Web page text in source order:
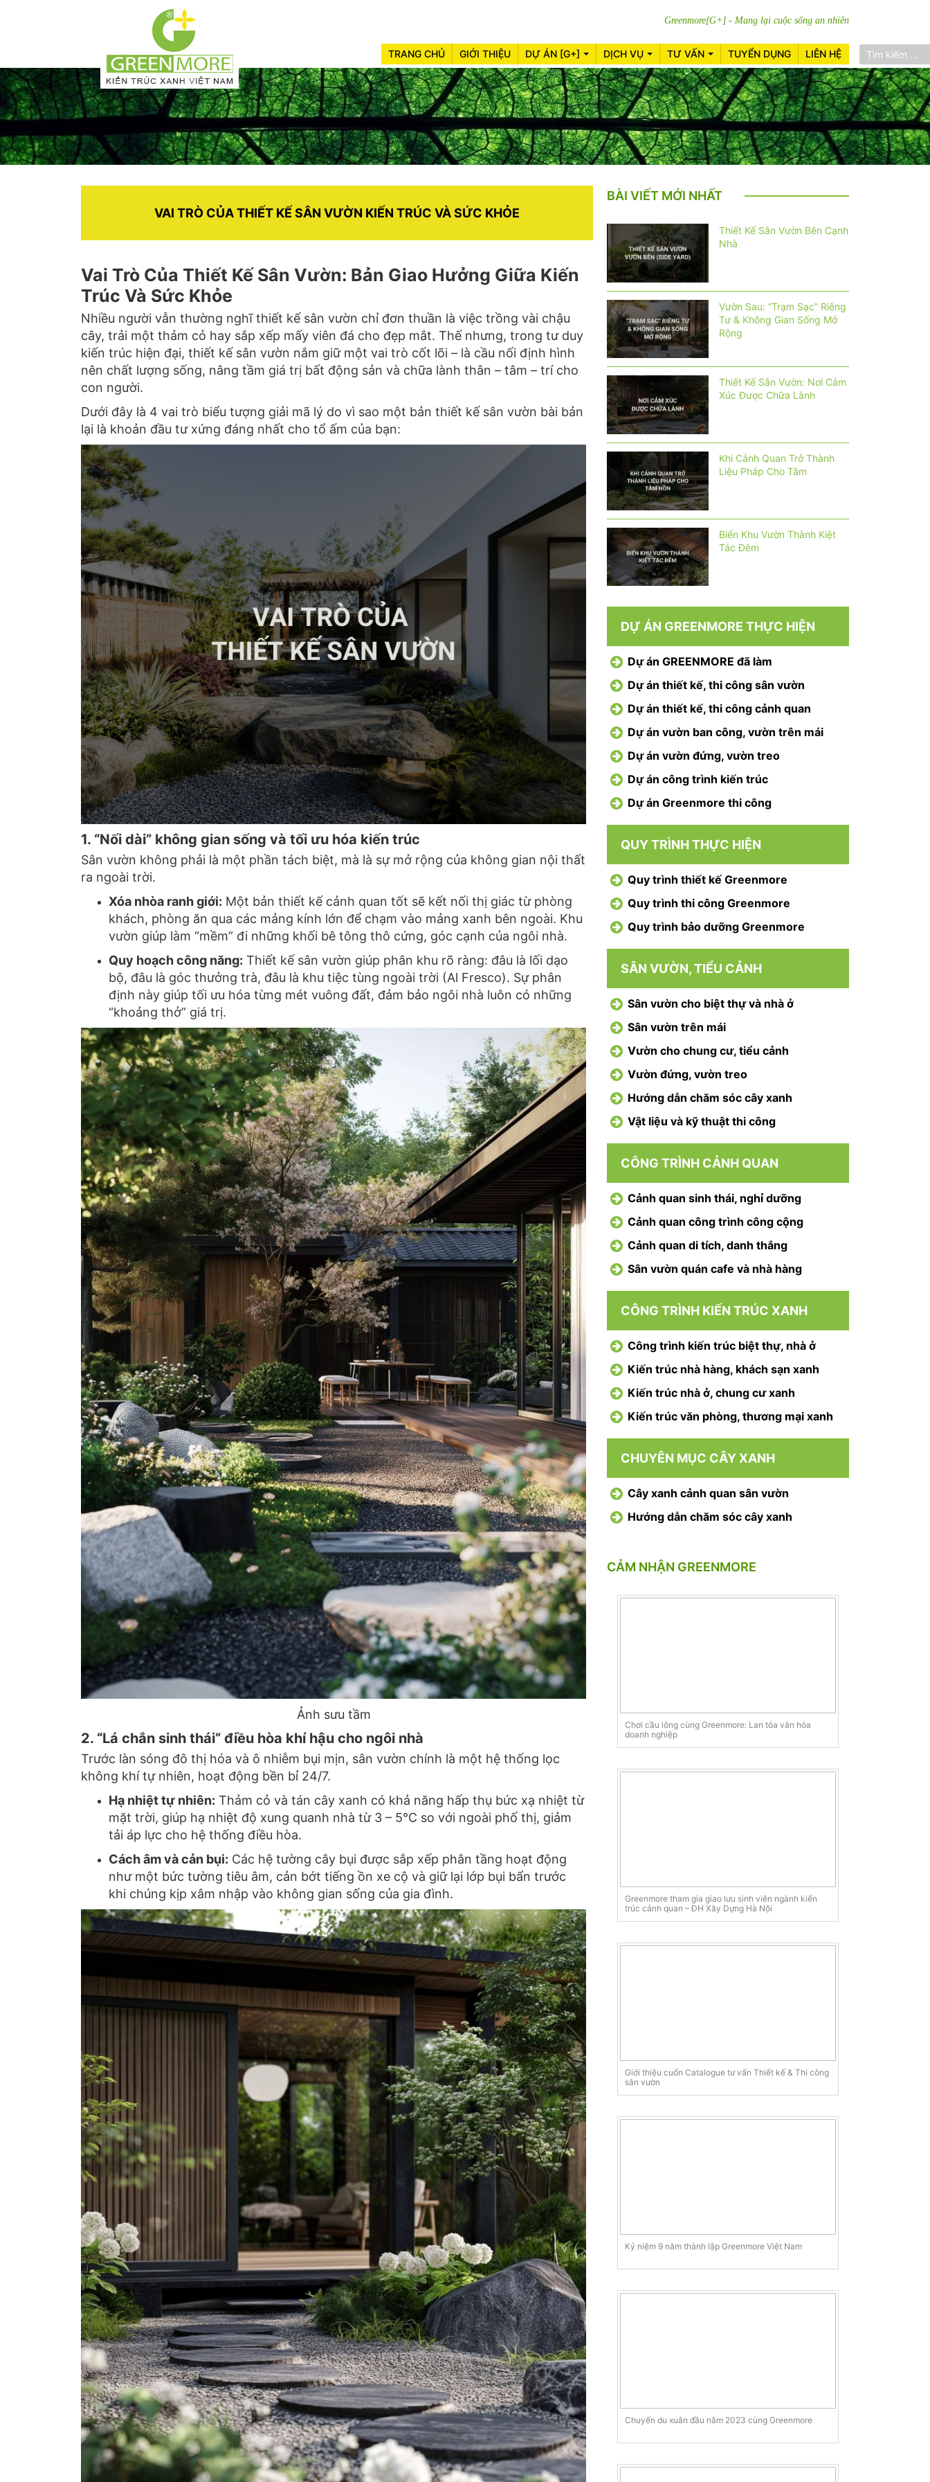
Greenmore[G+] - Mang lại cuộc sống an nhiên
TRANG CHỦ GIỚI THIỆU DỰ ÁN [G+] DỊCH VỤ TƯ VẤN TUYỂN DỤNG LIÊN HỆ
VAI TRÒ CỦA THIẾT KẾ SÂN VƯỜN KIẾN TRÚC VÀ SỨC KHỎE
Vai Trò Của Thiết Kế Sân Vườn: Bản Giao Hưởng Giữa Kiến
Trúc Và Sức Khỏe
Nhiều người vẫn thường nghĩ thiết kế sân vườn chỉ đơn thuần là việc trồng vài chậu
cây, trải một thảm cỏ hay sắp xếp mấy viên đá cho đẹp mắt. Thế nhưng, trong tư duy
kiến trúc hiện đại, thiết kế sân vườn nắm giữ một vai trò cốt lõi – là cầu nối định hình
nên chất lượng sống, nâng tầm giá trị bất động sản và chữa lành thân – tâm – trí cho
con người.
Dưới đây là 4 vai trò biểu tượng giải mã lý do vì sao một bản thiết kế sân vườn bài bản
lại là khoản đầu tư xứng đáng nhất cho tổ ấm của bạn:
1. “Nối dài” không gian sống và tối ưu hóa kiến trúc
Sân vườn không phải là một phần tách biệt, mà là sự mở rộng của không gian nội thất
ra ngoài trời.
Xóa nhòa ranh giới: Một bản thiết kế cảnh quan tốt sẽ kết nối thị giác từ phòng
khách, phòng ăn qua các mảng kính lớn để chạm vào mảng xanh bên ngoài. Khu
vườn giúp làm “mềm” đi những khối bê tông thô cứng, góc cạnh của ngôi nhà.
Quy hoạch công năng: Thiết kế sân vườn giúp phân khu rõ ràng: đâu là lối dạo
bộ, đâu là góc thưởng trà, đâu là khu tiệc tùng ngoài trời (Al Fresco). Sự phân
định này giúp tối ưu hóa từng mét vuông đất, đảm bảo ngôi nhà luôn có những
“khoảng thở” giá trị.
Ảnh sưu tầm
2. “Lá chắn sinh thái” điều hòa khí hậu cho ngôi nhà
Trước làn sóng đô thị hóa và ô nhiễm bụi mịn, sân vườn chính là một hệ thống lọc
không khí tự nhiên, hoạt động bền bỉ 24/7.
Hạ nhiệt tự nhiên: Thảm cỏ và tán cây xanh có khả năng hấp thụ bức xạ nhiệt từ
mặt trời, giúp hạ nhiệt độ xung quanh nhà từ 3 – 5°C so với ngoài phố thị, giảm
tải áp lực cho hệ thống điều hòa.
Cách âm và cản bụi: Các hệ tường cây bụi được sắp xếp phân tầng hoạt động
như một bức tường tiêu âm, cản bớt tiếng ồn xe cộ và giữ lại lớp bụi bẩn trước
khi chúng kịp xâm nhập vào không gian sống của gia đình.
BÀI VIẾT MỚI NHẤT
Thiết Kế Sân Vườn Bên Cạnh
Nhà
Vườn Sau: “Trạm Sạc” Riêng
Tư & Không Gian Sống Mở
Rộng
Thiết Kế Sân Vườn: Nơi Cảm
Xúc Được Chữa Lành
Khi Cảnh Quan Trở Thành
Liệu Pháp Cho Tâm
Biến Khu Vườn Thành Kiệt
Tác Đêm
DỰ ÁN GREENMORE THỰC HIỆN
Dự án GREENMORE đã làm
Dự án thiết kế, thi công sân vườn
Dự án thiết kế, thi công cảnh quan
Dự án vườn ban công, vườn trên mái
Dự án vườn đứng, vườn treo
Dự án công trình kiến trúc
Dự án Greenmore thi công
QUY TRÌNH THỰC HIỆN
Quy trình thiết kế Greenmore
Quy trình thi công Greenmore
Quy trình bảo dưỡng Greenmore
SÂN VƯỜN, TIỂU CẢNH
Sân vườn cho biệt thự và nhà ở
Sân vườn trên mái
Vườn cho chung cư, tiểu cảnh
Vườn đứng, vườn treo
Hướng dẫn chăm sóc cây xanh
Vật liệu và kỹ thuật thi công
CÔNG TRÌNH CẢNH QUAN
Cảnh quan sinh thái, nghỉ dưỡng
Cảnh quan công trình công cộng
Cảnh quan di tích, danh thắng
Sân vườn quán cafe và nhà hàng
CÔNG TRÌNH KIẾN TRÚC XANH
Công trình kiến trúc biệt thự, nhà ở
Kiến trúc nhà hàng, khách sạn xanh
Kiến trúc nhà ở, chung cư xanh
Kiến trúc văn phòng, thương mại xanh
CHUYÊN MỤC CÂY XANH
Cây xanh cảnh quan sân vườn
Hướng dẫn chăm sóc cây xanh
CẢM NHẬN GREENMORE
Chơi cầu lông cùng Greenmore: Lan tỏa văn hóa
doanh nghiệp
Greenmore tham gia giao lưu sinh viên ngành kiến
trúc cảnh quan – ĐH Xây Dựng Hà Nội
Giới thiệu cuốn Catalogue tư vấn Thiết kế & Thi công
sân vườn
Kỷ niệm 9 năm thành lập Greenmore Việt Nam
Chuyến du xuân đầu năm 2023 cùng Greenmore